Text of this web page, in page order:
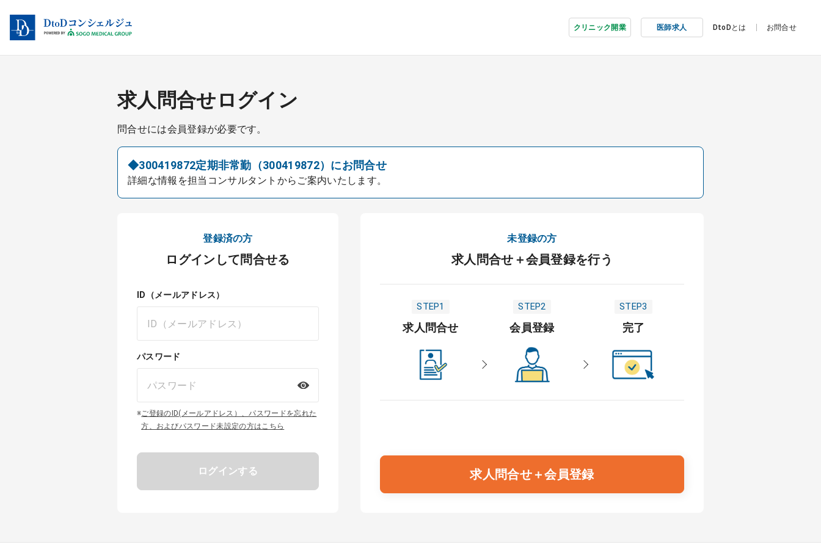
クリニック開業 医師求人 DtoDとは お問合せ
求人問合せログイン
問合せには会員登録が必要です。
◆300419872定期非常勤（300419872）にお問合せ
詳細な情報を担当コンサルタントからご案内いたします。
登録済の方
ログインして問合せる
ID（メールアドレス）
パスワード
※ご登録のID(メールアドレス）、パスワードを忘れた
方、およびパスワード未設定の方はこちら
ログインする
未登録の方
求人問合せ＋会員登録を行う
STEP1
求人問合せ
STEP2
会員登録
STEP3
完了
求人問合せ＋会員登録